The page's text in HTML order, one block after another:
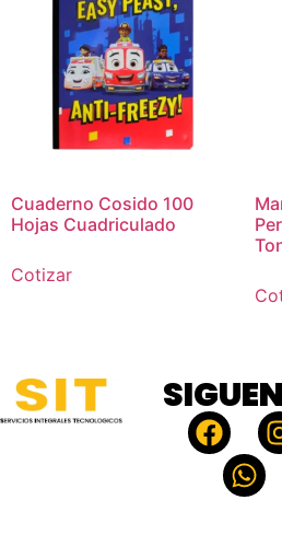
Cuaderno Cosido 100
Hojas Cuadriculado
Cotizar